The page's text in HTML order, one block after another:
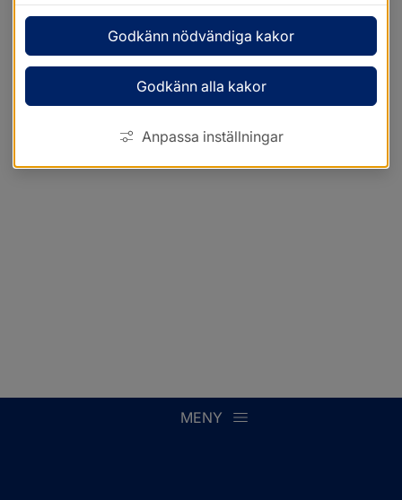
MENY
Godkänn nödvändiga kakor
Godkänn alla kakor
Anpassa inställningar